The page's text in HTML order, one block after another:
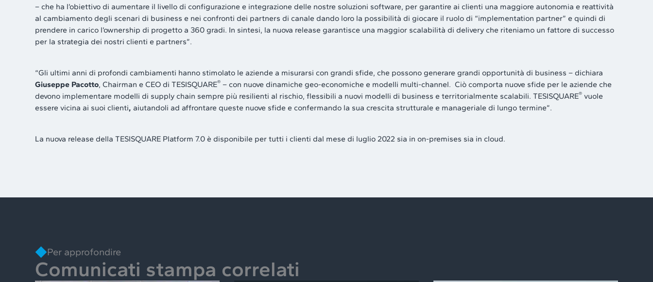
– che ha l’obiettivo di aumentare il livello di configurazione e integrazione delle nostre soluzioni software, per garantire ai clienti una maggiore autonomia e reattività
al cambiamento degli scenari di business e nei confronti dei partners di canale dando loro la possibilità di giocare il ruolo di “implementation partner” e quindi di
prendere in carico l’ownership di progetto a 360 gradi. In sintesi, la nuova release garantisce una maggior scalabilità di delivery che riteniamo un fattore di successo
per la strategia dei nostri clienti e partners”.
“Gli ultimi anni di profondi cambiamenti hanno stimolato le aziende a misurarsi con grandi sfide, che possono generare grandi opportunità di business – dichiara
Giuseppe Pacotto, Chairman e CEO di TESISQUARE® – con nuove dinamiche geo-economiche e modelli multi-channel. Ciò comporta nuove sfide per le aziende che
devono implementare modelli di supply chain sempre più resilienti al rischio, flessibili a nuovi modelli di business e territorialmente scalabili. TESISQUARE® vuole
essere vicina ai suoi clienti, aiutandoli ad affrontare queste nuove sfide e confermando la sua crescita strutturale e manageriale di lungo termine”.
La nuova release della TESISQUARE Platform 7.0 è disponibile per tutti i clienti dal mese di luglio 2022 sia in on-premises sia in cloud.
Per approfondire
Comunicati stampa correlati